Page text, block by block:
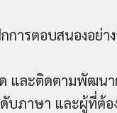
ารตอบสนองอย่า
และติดตามพัฒนา
บภาษา และผู้ที่ต้